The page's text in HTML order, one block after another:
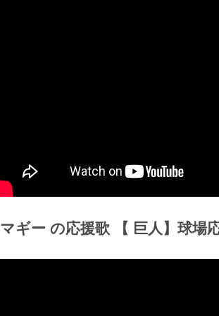
マギー の応援歌 【 巨人】球場